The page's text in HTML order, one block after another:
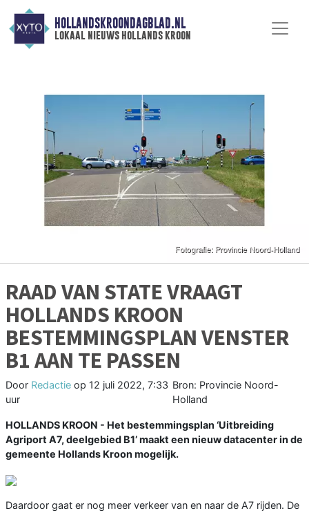
HOLLANDSKROONDAGBLAD.NL
lokaal nieuws hollands kroon
RAAD VAN STATE VRAAGT
HOLLANDS KROON
BESTEMMINGSPLAN VENSTER
B1 AAN TE PASSEN
Door Redactie op 12 juli 2022, 7:33
uur
Bron: Provincie Noord-
Holland
HOLLANDS KROON - Het bestemmingsplan ‘Uitbreiding
Agriport A7, deelgebied B1’ maakt een nieuw datacenter in de
gemeente Hollands Kroon mogelijk.
Daardoor gaat er nog meer verkeer van en naar de A7 rijden. De